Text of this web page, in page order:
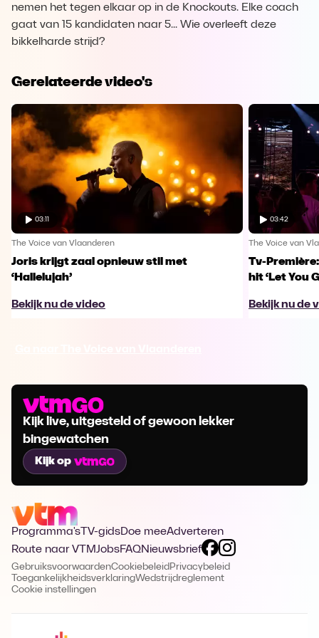
nemen het tegen elkaar op in de Knockouts. Elke coach
gaat van 15 kandidaten naar 5... Wie overleeft deze
bikkelharde strijd?
Gerelateerde video's
03:11
The Voice van Vlaanderen
Joris krijgt zaal opnieuw stil met
‘Hallelujah’
Bekijk nu de video
03:42
The Voice van
Tv-
hit ‘Let You
Bekijk nu de
Kijk live, uitgesteld of gewoon lekker
bingewatchen
Kijk op
Programma's TV-gidsDoe meeAdverteren
Route naar VTMJobsFAQNieuwsbrief
GebruiksvoorwaardenCookiebeleid Privacybeleid
ToegankelijkheidsverklaringWedstrijdreglement
Cookie instellingen